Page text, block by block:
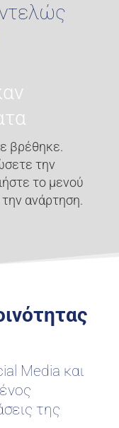
βρέθηκε.
την
το μενού
ανάρτηση.
Media και
της